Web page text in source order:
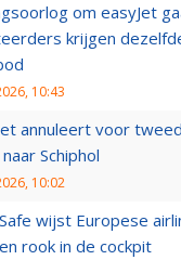
om easyJet
krijgen
10:43
annuleert voor
Schiphol
10:02
wijst Europese
rook in de cockpit